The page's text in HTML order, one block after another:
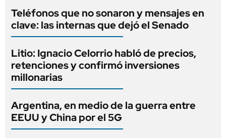
Teléfonos que no sonaron y mensajes en
clave: las internas que dejó el Senado
Litio: Ignacio Celorrio habló de precios,
retenciones y confirmó inversiones
millonarias
Argentina, en medio de la guerra entre
EEUU y China por el 5G